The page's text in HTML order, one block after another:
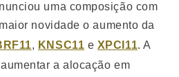
uma composição com
novidade o aumento da
, KNSC11 e XPCI11. A
a alocação em